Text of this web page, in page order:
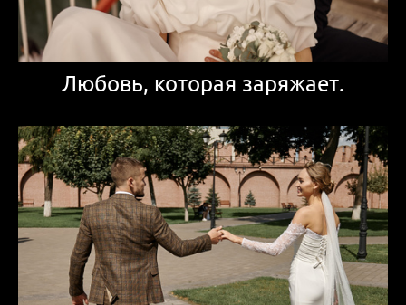
Любовь, которая заряжает.